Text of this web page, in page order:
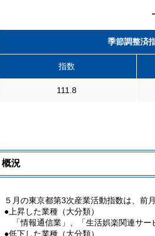
季節調整済
指数
111.8
概況
５月の東京都第3次産業活動指数は、前
●上昇した業種（大分類）
「情報通信業」、「生活娯楽関連サー
●低下した業種（大分類）